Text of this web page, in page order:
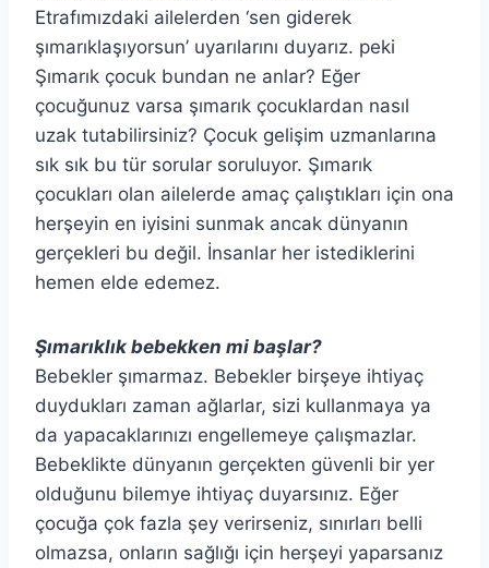
Etrafımızdaki ailelerden ‘sen giderek
şımarıklaşıyorsun’ uyarılarını duyarız. peki
Şımarık çocuk bundan ne anlar? Eğer
çocuğunuz varsa şımarık çocuklardan nasıl
uzak tutabilirsiniz? Çocuk gelişim uzmanlarına
sık sık bu tür sorular soruluyor. Şımarık
çocukları olan ailelerde amaç çalıştıkları için ona
herşeyin en iyisini sunmak ancak dünyanın
gerçekleri bu değil. İnsanlar her istediklerini
hemen elde edemez.
Şımarıklık bebekken mi başlar?
Bebekler şımarmaz. Bebekler birşeye ihtiyaç
duydukları zaman ağlarlar, sizi kullanmaya ya
da yapacaklarınızı engellemeye çalışmazlar.
Bebeklikte dünyanın gerçekten güvenli bir yer
olduğunu bilemye ihtiyaç duyarsınız. Eğer
çocuğa çok fazla şey verirseniz, sınırları belli
olmazsa, onların sağlığı için herşeyi yaparsanız